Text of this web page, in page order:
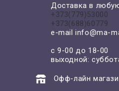
Доставка в
+373(779)53000
+373(688)60779
e-mailinfo@ma-
с 9-00 до 18-00
выходной:
Офф-лайн